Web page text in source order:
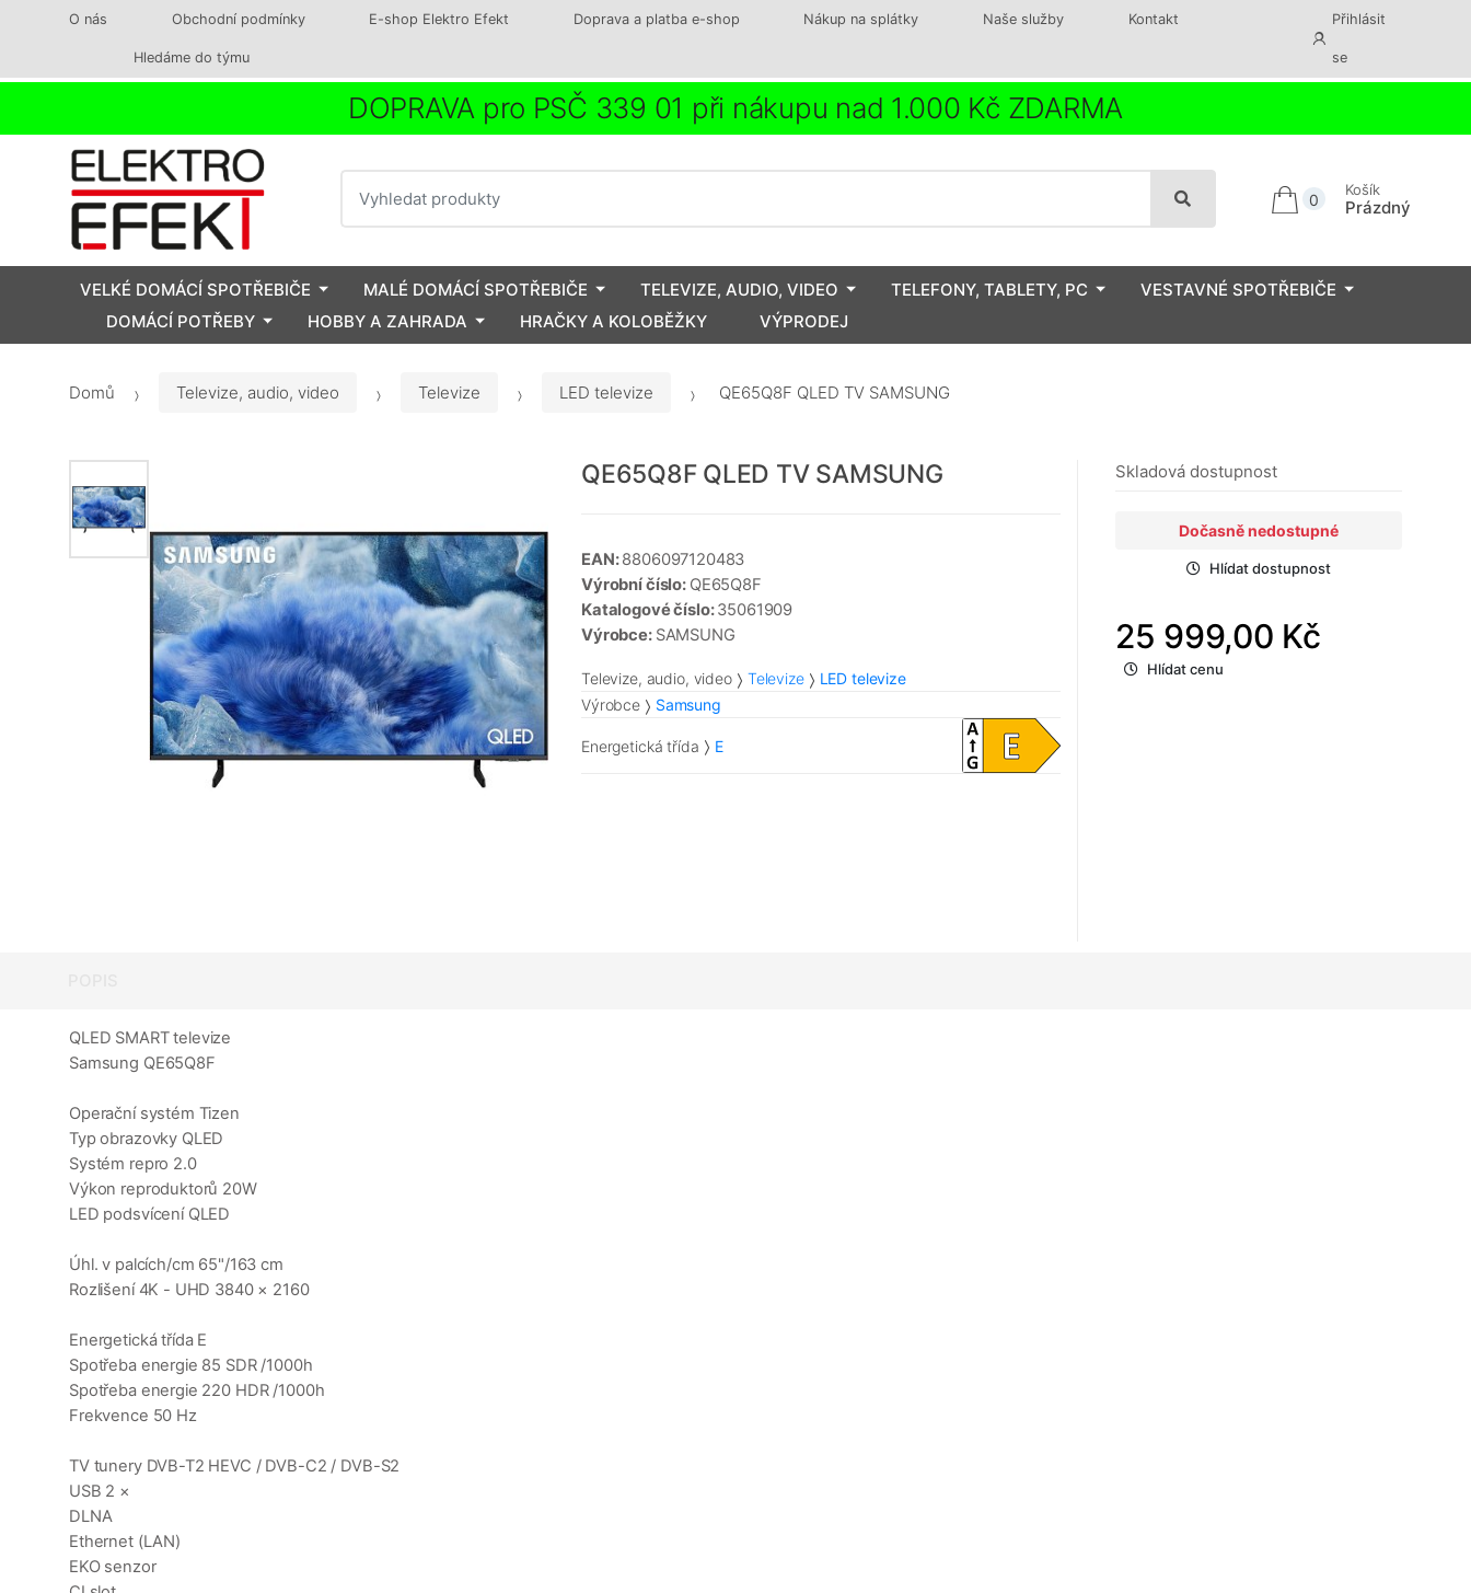
O nás Obchodní podmínky E-shop Elektro Efekt Doprava a platba e-shop Nákup na splátky Naše služby Kontakt
Hledáme do týmu
Přihlásit
se
DOPRAVA pro PSČ 339 01 při nákupu nad 1.000 Kč ZDARMA
0
Košík
Prázdný
VELKÉ DOMÁCÍ SPOTŘEBIČE MALÉ DOMÁCÍ SPOTŘEBIČE TELEVIZE, AUDIO, VIDEO TELEFONY, TABLETY, PC
VESTAVNÉ SPOTŘEBIČE
DOMÁCÍ POTŘEBY
HOBBY A ZAHRADA HRAČKY A KOLOBĚŽKY VÝPRODEJ
Domů Televize, audio, video Televize LED televize QE65Q8F QLED TV SAMSUNG
QE65Q8F QLED TV SAMSUNG
EAN:8806097120483
Výrobní číslo: QE65Q8F
Katalogové číslo:35061909
Výrobce: SAMSUNG
Televize, audio, video Televize
LED televize
Výrobce
Samsung
Energetická třída E
Skladová dostupnost
Dočasně nedostupné
Hlídat dostupnost
25 999,00 Kč
Hlídat cenu
QLED SMART televize
Samsung QE65Q8F
Operační systém Tizen
Typ obrazovky QLED
Systém repro 2.0
Výkon reproduktorů 20W
LED podsvícení QLED
Úhl. v palcích/cm 65"/163 cm
Rozlišení 4K - UHD 3840 × 2160
Energetická třída E
Spotřeba energie 85 SDR /1000h
Spotřeba energie 220 HDR /1000h
Frekvence 50 Hz
TV tunery DVB-T2 HEVC / DVB-C2 / DVB-S2
USB 2 ×
DLNA
Ethernet (LAN)
EKO senzor